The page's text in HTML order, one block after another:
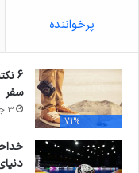
پرخواننده
71%
6
سفر
3 جولای 2021